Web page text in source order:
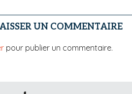
UN COMMENTAIRE
pour publier un commentaire.